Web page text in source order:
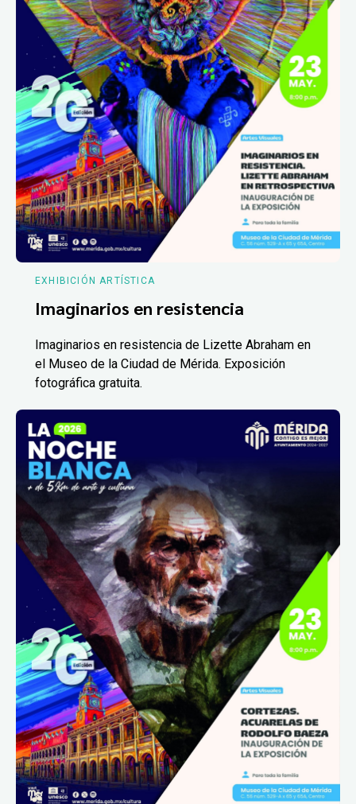
EXHIBICIÓN ARTÍSTICA
Imaginarios en resistencia
Imaginarios en resistencia de Lizette Abraham en
el Museo de la Ciudad de Mérida. Exposición
fotográfica gratuita.